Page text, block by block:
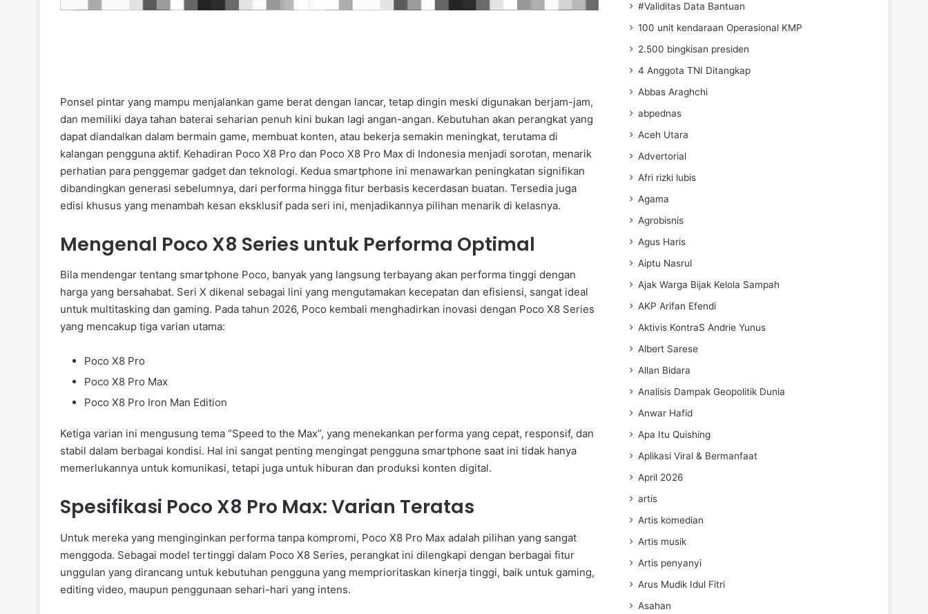
Ponsel pintar yang mampu menjalankan game berat dengan lancar, tetap dingin meski digunakan berjam-jam,
dan memiliki daya tahan baterai seharian penuh kini bukan lagi angan-angan. Kebutuhan akan perangkat yang
dapat diandalkan dalam bermain game, membuat konten, atau bekerja semakin meningkat, terutama di
kalangan pengguna aktif. Kehadiran Poco X8 Pro dan Poco X8 Pro Max di Indonesia menjadi sorotan, menarik
perhatian para penggemar gadget dan teknologi. Kedua smartphone ini menawarkan peningkatan signifikan
dibandingkan generasi sebelumnya, dari performa hingga fitur berbasis kecerdasan buatan. Tersedia juga
edisi khusus yang menambah kesan eksklusif pada seri ini, menjadikannya pilihan menarik di kelasnya.
Mengenal Poco X8 Series untuk Performa Optimal
Bila mendengar tentang smartphone Poco, banyak yang langsung terbayang akan performa tinggi dengan
harga yang bersahabat. Seri X dikenal sebagai lini yang mengutamakan kecepatan dan efisiensi, sangat ideal
untuk multitasking dan gaming. Pada tahun 2026, Poco kembali menghadirkan inovasi dengan Poco X8 Series
yang mencakup tiga varian utama:
Poco X8 Pro
Poco X8 Pro Max
Poco X8 Pro Iron Man Edition
Ketiga varian ini mengusung tema “Speed to the Max”, yang menekankan performa yang cepat, responsif, dan
stabil dalam berbagai kondisi. Hal ini sangat penting mengingat pengguna smartphone saat ini tidak hanya
memerlukannya untuk komunikasi, tetapi juga untuk hiburan dan produksi konten digital.
Spesifikasi Poco X8 Pro Max: Varian Teratas
Untuk mereka yang menginginkan performa tanpa kompromi, Poco X8 Pro Max adalah pilihan yang sangat
menggoda. Sebagai model tertinggi dalam Poco X8 Series, perangkat ini dilengkapi dengan berbagai fitur
unggulan yang dirancang untuk kebutuhan pengguna yang memprioritaskan kinerja tinggi, baik untuk gaming,
editing video, maupun penggunaan sehari-hari yang intens.
#Validitas Data Bantuan
100 unit kendaraan Operasional KMP
2.500 bingkisan presiden
4 Anggota TNI Ditangkap
Abbas Araghchi
abpednas
Aceh Utara
Advertorial
Afri rizki lubis
Agama
Agrobisnis
Agus Haris
Aiptu Nasrul
Ajak Warga Bijak Kelola Sampah
AKP Arifan Efendi
Aktivis KontraS Andrie Yunus
Albert Sarese
Allan Bidara
Analisis Dampak Geopolitik Dunia
Anwar Hafid
Apa Itu Quishing
Aplikasi Viral & Bermanfaat
April 2026
artis
Artis komedian
Artis musik
Artis penyanyi
Arus Mudik Idul Fitri
Asahan